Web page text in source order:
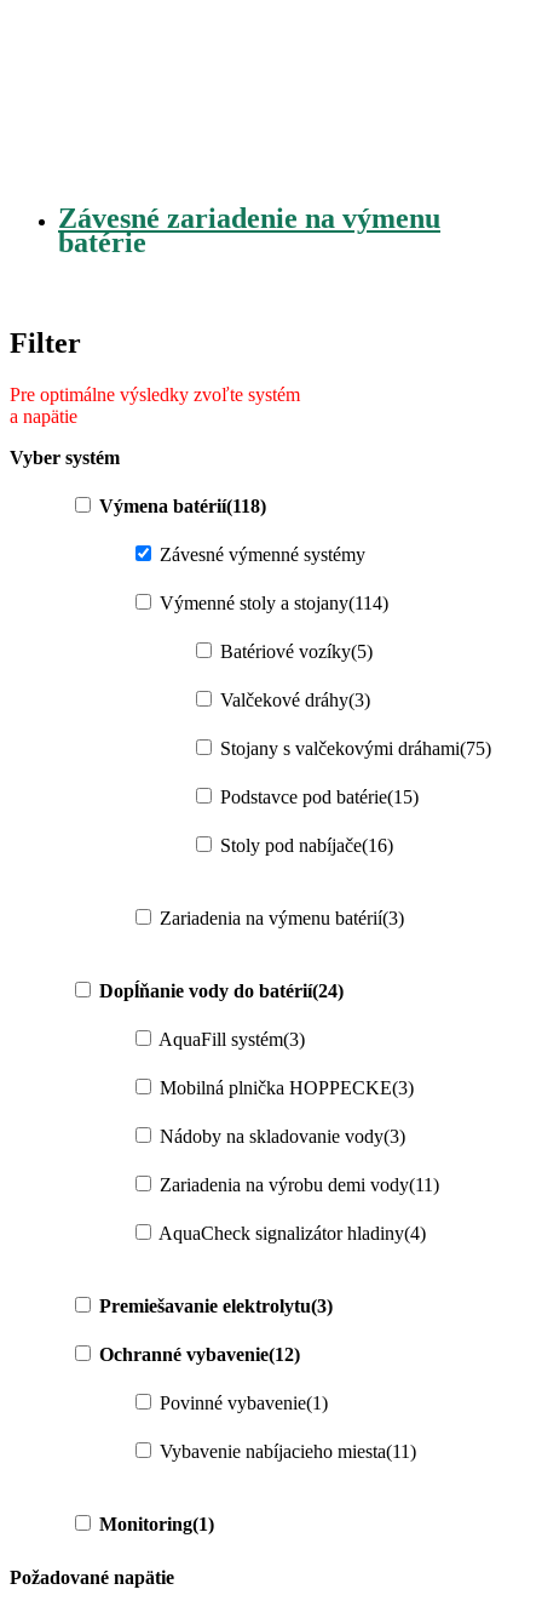
Závesné zariadenie na výmenu
batérie
Filter
Vyber systém
Výmena batérií(118)
Závesné výmenné systémy
Výmenné stoly a stojany(114)
Batériové vozíky(5)
Valčekové dráhy(3)
Stojany s valčekovými dráhami(75)
Podstavce pod batérie(15)
Stoly pod nabíjače(16)
Zariadenia na výmenu batérií(3)
Dopĺňanie vody do batérií(24)
AquaFill systém(3)
Mobilná plnička HOPPECKE(3)
Nádoby na skladovanie vody(3)
Zariadenia na výrobu demi vody(11)
AquaCheck signalizátor hladiny(4)
Premiešavanie elektrolytu(3)
Ochranné vybavenie(12)
Povinné vybavenie(1)
Vybavenie nabíjacieho miesta(11)
Monitoring(1)
Požadované napätie